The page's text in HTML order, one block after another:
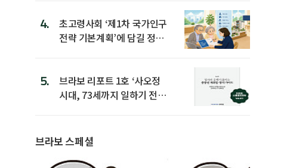
4.
초고령사회 ‘제1차 국가인구
전략 기본계획’에 담길 정책
5.
브라보 리포트 1호 ‘사오정
시대, 73세까지 일하기 전략’
브라보 스페셜